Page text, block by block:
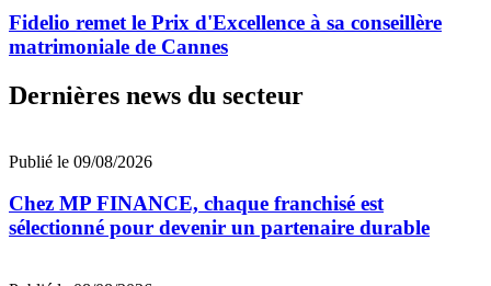
Fidelio remet le Prix d'Excellence à sa conseillère
matrimoniale de Cannes
Dernières news du secteur
Publié le 09/08/2026
Chez MP FINANCE, chaque franchisé est
sélectionné pour devenir un partenaire durable